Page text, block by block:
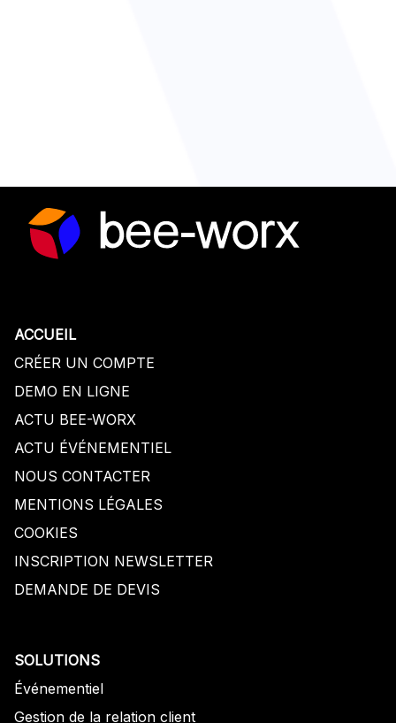
ACCUEIL
CRÉER UN COMPTE
DEMO EN LIGNE
ACTU BEE-WORX
ACTU ÉVÉNEMENTIEL
NOUS CONTACTER
MENTIONS LÉGALES
COOKIES
INSCRIPTION NEWSLETTER
DEMANDE DE DEVIS
SOLUTIONS
Événementiel
Gestion de la relation client